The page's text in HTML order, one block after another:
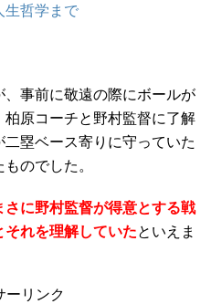
生哲学まで
事前に敬遠の際にボールが
原コーチと野村監督に了解
塁ベース寄りに守っていた
のでした。
に野村監督が得意とする戦
れを理解していたといえま
ーリンク